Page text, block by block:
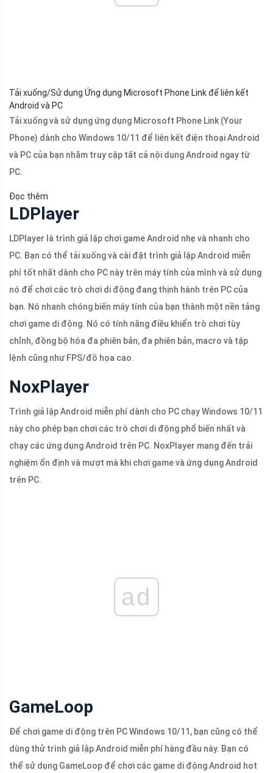
Tải xuống/Sử dụng Ứng dụng Microsoft Phone Link để liên kết
Android và PC
Tải xuống và sử dụng ứng dụng Microsoft Phone Link (Your
Phone) dành cho Windows 10/11 để liên kết điện thoại Android
và PC của bạn nhằm truy cập tất cả nội dung Android ngay từ
PC.
Đọc thêm
LDPlayer
LDPlayer là trình giả lập chơi game Android nhẹ và nhanh cho
PC. Bạn có thể tải xuống và cài đặt trình giả lập Android miễn
phí tốt nhất dành cho PC này trên máy tính của mình và sử dụng
nó để chơi các trò chơi di động đang thịnh hành trên PC của
bạn. Nó nhanh chóng biến máy tính của bạn thành một nền tảng
chơi game di động. Nó có tính năng điều khiển trò chơi tùy
chỉnh, đồng bộ hóa đa phiên bản, đa phiên bản, macro và tập
lệnh cũng như FPS/đồ họa cao.
NoxPlayer
Trình giả lập Android miễn phí dành cho PC chạy Windows 10/11
này cho phép bạn chơi các trò chơi di động phổ biến nhất và
chạy các ứng dụng Android trên PC. NoxPlayer mang đến trải
nghiệm ổn định và mượt mà khi chơi game và ứng dụng Android
trên PC.
ad
GameLoop
Để chơi game di động trên PC Windows 10/11, bạn cũng có thể
dùng thử trình giả lập Android miễn phí hàng đầu này. Bạn có
thể sử dụng GameLoop để chơi các game di động Android hot